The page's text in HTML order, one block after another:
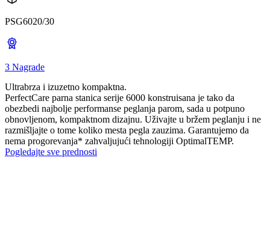
PSG6020/30
3 Nagrade
Ultrabrza i izuzetno kompaktna.
PerfectCare parna stanica serije 6000 konstruisana je tako da
obezbedi najbolje performanse peglanja parom, sada u potpuno
obnovljenom, kompaktnom dizajnu. Uživajte u bržem peglanju i ne
razmišljajte o tome koliko mesta pegla zauzima. Garantujemo da
nema progorevanja* zahvaljujući tehnologiji OptimalTEMP.
Pogledajte sve prednosti